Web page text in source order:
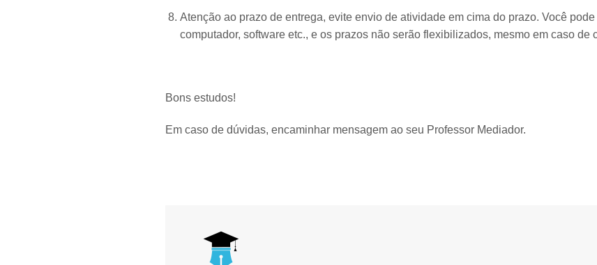
Atenção ao prazo de entrega, evite envio de atividade em cima do prazo. Você
computador, software etc., e os prazos não serão flexibilizados, mesmo em caso de
Bons estudos!
Em caso de dúvidas, encaminhar mensagem ao seu Professor Mediador.